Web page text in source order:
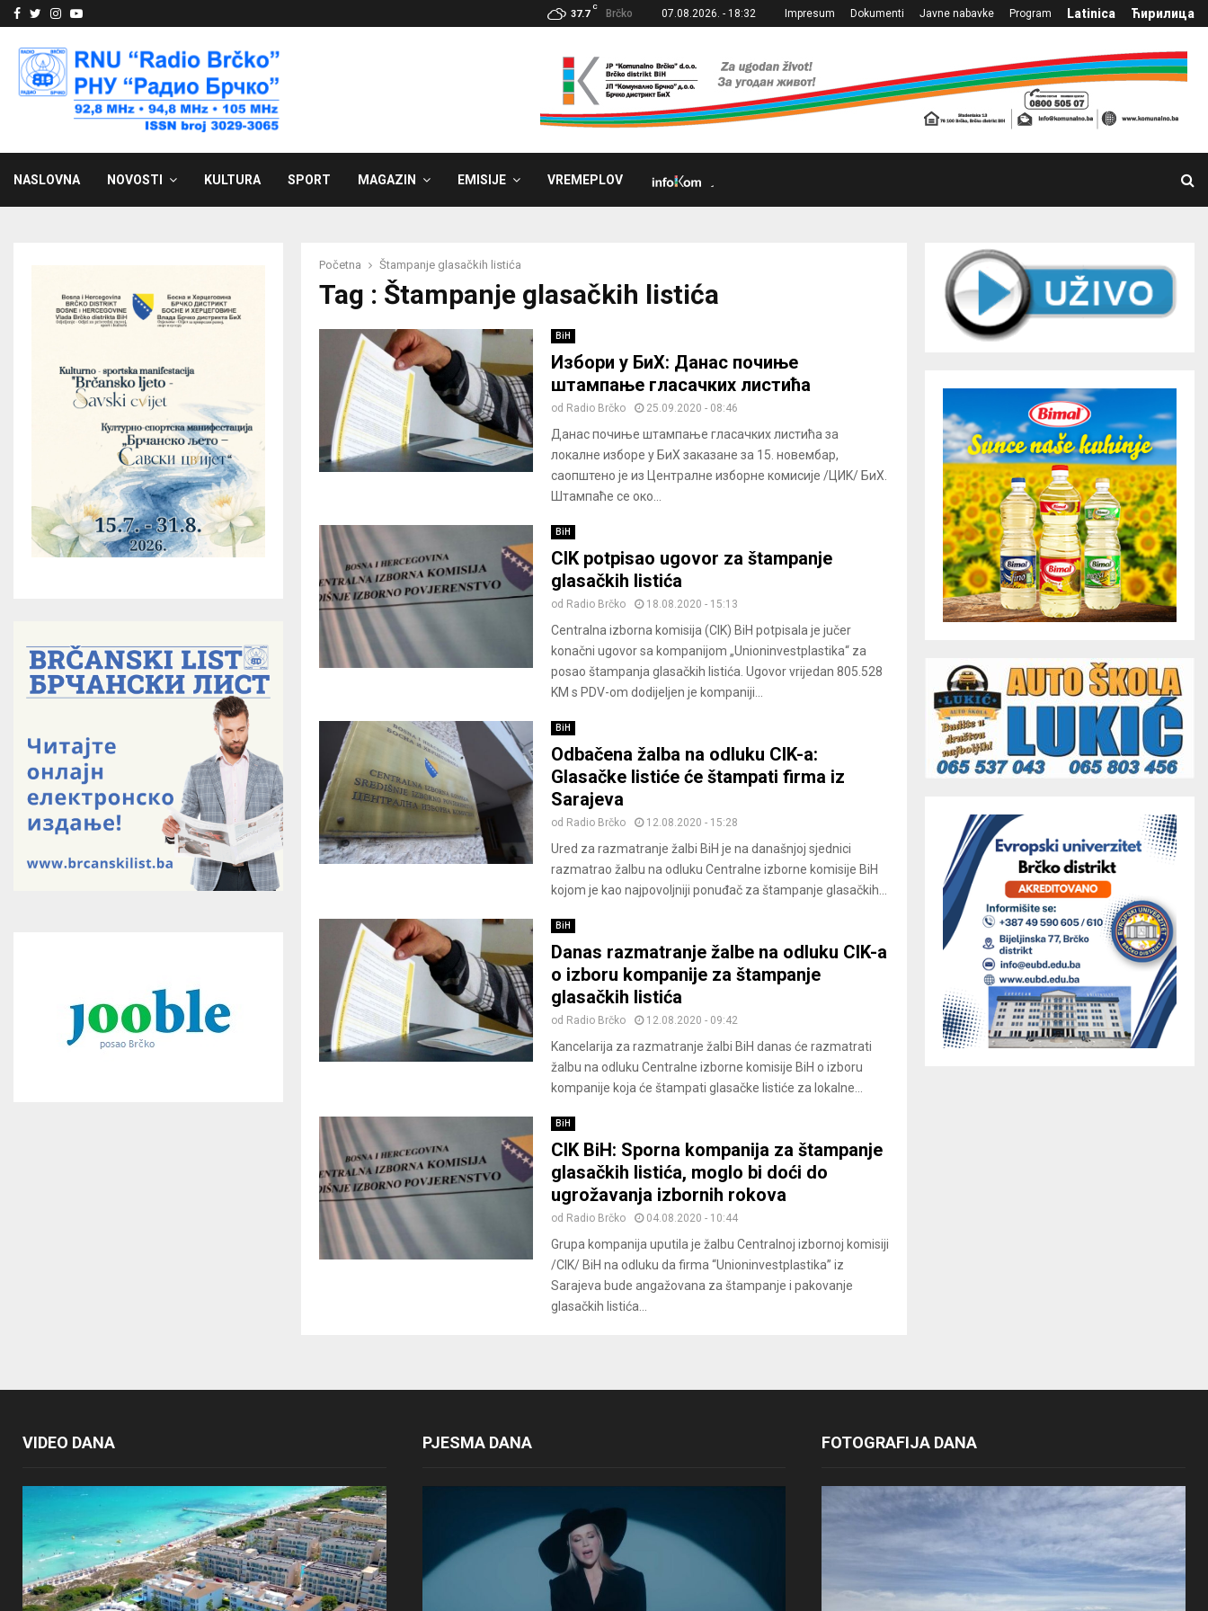
Facebook
Twitter
Instagram
Youtube 37.7
C
Brčko 07.08.2026. - 18:32 Impresum Dokumenti Javne nabavke Program Latinica Ћирилица
NASLOVNA NOVOSTI KULTURA SPORT MAGAZIN EMISIJE VREMEPLOV
Početna Štampanje glasačkih listića
Tag : Štampanje glasačkih listića
BiH
Избори у БиХ: Данас почиње
штампање гласачких листића
od Radio Brčko 25.09.2020 - 08:46
Данас почиње штампање гласачких листића за
локалне изборе у БиХ заказане за 15. новембар,
саопштено је из Централне изборне комисије /ЦИK/ БиХ.
Штампаће се око...
BiH
CIK potpisao ugovor za štampanje
glasačkih listića
od Radio Brčko 18.08.2020 - 15:13
Centralna izborna komisija (CIK) BiH potpisala je jučer
konačni ugovor sa kompanijom „Unioninvestplastika“ za
posao štampanja glasačkih listića. Ugovor vrijedan 805.528
KM s PDV-om dodijeljen je kompaniji...
BiH
Odbačena žalba na odluku CIK-a:
Glasačke listiće će štampati firma iz
Sarajeva
od Radio Brčko 12.08.2020 - 15:28
Ured za razmatranje žalbi BiH je na današnjoj sjednici
razmatrao žalbu na odluku Centralne izborne komisije BiH
kojom je kao najpovoljniji ponuđač za štampanje glasačkih...
BiH
Danas razmatranje žalbe na odluku CIK-a
o izboru kompanije za štampanje
glasačkih listića
od Radio Brčko 12.08.2020 - 09:42
Kancelarija za razmatranje žalbi BiH danas će razmatrati
žalbu na odluku Centralne izborne komisije BiH o izboru
kompanije koja će štampati glasačke listiće za lokalne...
BiH
CIK BiH: Sporna kompanija za štampanje
glasačkih listića, moglo bi doći do
ugrožavanja izbornih rokova
od Radio Brčko 04.08.2020 - 10:44
Grupa kompanija uputila je žalbu Centralnoj izbornoj komisiji
/CIK/ BiH na odluku da firma “Unioninvestplastika” iz
Sarajeva bude angažovana za štampanje i pakovanje
glasačkih listića...
VIDEO DANA PJESMA DANA FOTOGRAFIJA DANA